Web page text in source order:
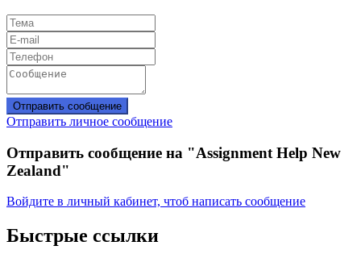
Отправить сообщение
Отправить личное сообщение
Отправить сообщение на "Assignment Help New
Zealand"
Войдите в личный кабинет, чтоб написать сообщение
Быстрые ссылки